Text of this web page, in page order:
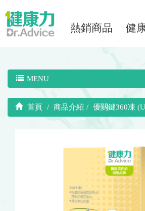
熱銷商品 健
MENU
首頁 商品介紹 優關鍵360凍